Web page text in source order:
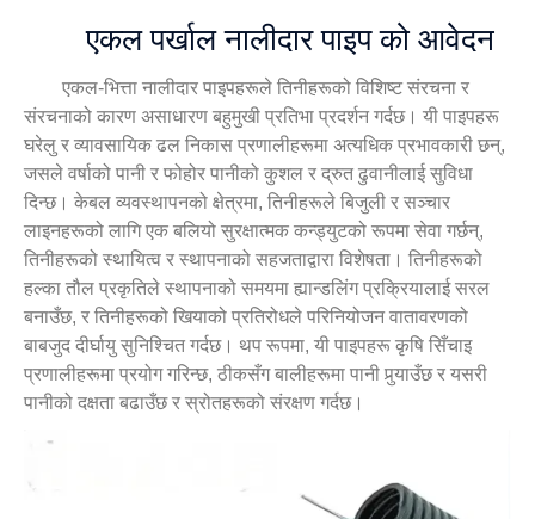
एकल पर्खाल नालीदार पाइप को आवेदन
एकल-भित्ता नालीदार पाइपहरूले तिनीहरूको विशिष्ट संरचना र
संरचनाको कारण असाधारण बहुमुखी प्रतिभा प्रदर्शन गर्दछ। यी पाइपहरू
घरेलु र व्यावसायिक ढल निकास प्रणालीहरूमा अत्यधिक प्रभावकारी छन्,
जसले वर्षाको पानी र फोहोर पानीको कुशल र द्रुत ढुवानीलाई सुविधा
दिन्छ। केबल व्यवस्थापनको क्षेत्रमा, तिनीहरूले बिजुली र सञ्चार
लाइनहरूको लागि एक बलियो सुरक्षात्मक कन्ड्युटको रूपमा सेवा गर्छन्,
तिनीहरूको स्थायित्व र स्थापनाको सहजताद्वारा विशेषता। तिनीहरूको
हल्का तौल प्रकृतिले स्थापनाको समयमा ह्यान्डलिंग प्रक्रियालाई सरल
बनाउँछ, र तिनीहरूको खियाको प्रतिरोधले परिनियोजन वातावरणको
बाबजुद दीर्घायु सुनिश्चित गर्दछ। थप रूपमा, यी पाइपहरू कृषि सिँचाइ
प्रणालीहरूमा प्रयोग गरिन्छ, ठीकसँग बालीहरूमा पानी पुर्‍याउँछ र यसरी
पानीको दक्षता बढाउँछ र स्रोतहरूको संरक्षण गर्दछ।